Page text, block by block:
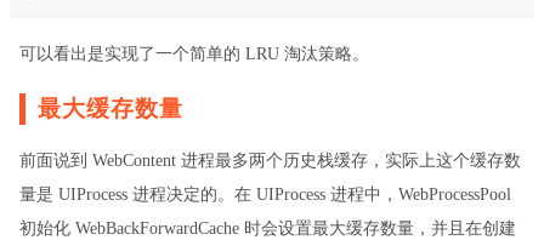
可以看出是实现了一个简单的 LRU 淘汰策略。
最大缓存数量
前面说到 WebContent 进程最多两个历史栈缓存，实际上这个缓存数
量是 UIProcess 进程决定的。在 UIProcess 进程中，WebProcessPool
初始化 WebBackForwardCache 时会设置最大缓存数量，并且在创建